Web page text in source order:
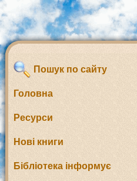
Пошук по сайту
Головна
Ресурси
Нові книги
Бібліотека інформує